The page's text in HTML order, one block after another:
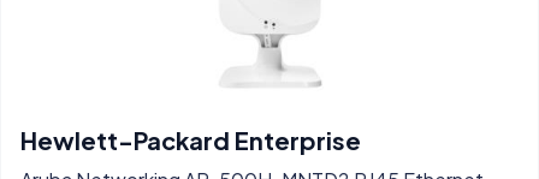
Hewlett-Packard Enterprise